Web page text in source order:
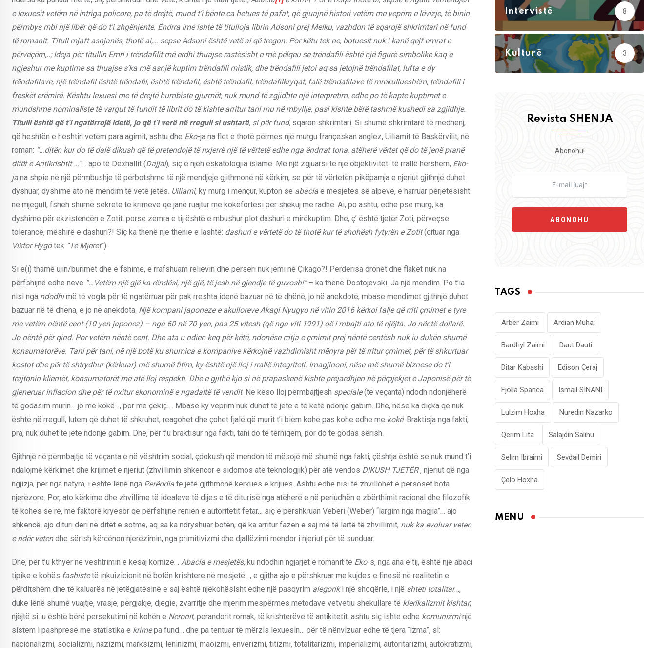
e lexuesit vetëm në intriga policore, pa të drejtë, mund t’i bënte ca hetues të pafat, që gjuajnë histori vetëm me veprim e lëvizje, të binin
përmbys mbi një libër që do t’i zhgënjente. Ëndrra ime ishte të titulloja librin Adsoni prej Melku, vazhdon të sqarojë shkrimtari në fund
të romanit. Titull mjaft asnjanës, thotë ai,… sepse Adsoni është vetë ai që tregon. Por këtu tek ne, botuesit nuk i kanë qejf emrat e
përveçëm,..; Ideja për titullin Emri i trëndafilit më erdhi thuajse rastësisht e më pëlqeu se trëndafili është një figurë simbolike kaq e
ngjeshur me kuptime sa thuajse s’ka më asnjë kuptim trëndafili mistik, dhe trëndafili jetoi aq sa jetojnë trëndafilat, lufta e dy
trëndafilave, një trëndafil është trëndafil, është trëndafil, është trëndafil, trëndafilkryqat, falë trëndafilave të mrekullueshëm, trëndafili i
freskët erëmirë. Kështu lexuesi me të drejtë humbiste gjurmët, nuk mund të zgjidhte një interpretim, edhe po të kapte kuptimet e
mundshme nominaliste të vargut të fundit të librit do të kishte arritur tani mu në mbyllje, pasi kishte bërë tashmë kushedi sa zgjidhje.
Titulli është që t’i ngatërrojë idetë, jo që t’i verë në rregull si ushtarë, si për fund, sqaron shkrimtari. Si shumë shkrimtarë të mëdhenj,
që heshtën e heshtin vetëm para agimit, ashtu dhe Eko-ja na flet e thotë përmes një murgu françeskan anglez, Uiliamit të Baskërvilit, në
roman: “…ditën kur do të dalë dikush që të pretendojë të nxjerrë një të vërtetë edhe nga ëndrrat tona, atëherë vërtet që do të jenë pranë
ditët e Antikrishtit …”… apo të Dexhallit (Dajjal), siç e njeh eskatologjia islame. Me një zgjuarsi të një objektiviteti të rrallë hershëm, Eko-
ja na shpie në një përmbushje të përbotshme të një mendjeje gjithmonë në kërkim, se për të vërtetën pikëpamja e njeriut gjithnjë duhet
dyshuar, dyshime ato në mendim të vetë jetës. Uiliami, ky murg i mençur, kupton se abacia e mesjetës së alpeve, e harruar përjetësisht
në mjegull, fsheh shumë sekrete të krimeve që janë ruajtur me kokëfortësi për shekuj me radhë. Ai, po ashtu, edhe pse murg, ka
dyshime për ekzistencën e Zotit, porse zemra e tij është e mbushur plot dashuri e mirëkuptim. Dhe, ç’ është tjetër Zoti, përveçse
tolerancë, mëshirë e dashuri?! Siç ka thënë një thënie e lashtë: dashuri e vërtetë do të thotë kur të shohësh fytyrën e Zotit(cituar nga
Viktor Hygotek “Të Mjerët”).
Si e(i) thamë ujin/burimet dhe e fshimë, e rrafshuam relievin dhe përsëri nuk jemi në Çikago?! Përderisa dronët dhe flakët nuk na
përfshijnë edhe neve “…Vetëm një gjë ka rëndësi, një gjë; të jesh në gjendje të guxosh!”– ka thënë Dostojevski. Ja një mendim. Po t’ia
nisi nga ndodhimë të vogla për të ngatërruar për pak rreshta idenë bazuar në të dhënë, jo në anekdotë, mbase mendimet gjithnjë duhet
bazuar në të dhëna, e jo në anekdota. Një kompani japoneze e akulloreve Akagi Nyugyo në vitin 2016 kërkoi falje që rriti çmimet e tyre
me vetëm nëntë cent (10 yen japonez) – nga 60 në 70 yen, pas 25 vitesh (që nga viti 1991) që i mbajti ato të njëjta. Jo nëntë dollarë.
Jo nëntë për qind. Por vetëm nëntë cent. Dhe ata u ndien keq për këtë, ndonëse rritja e çmimit prej nëntë centësh nuk iu dukën shumë
konsumatorëve. Tani për tani, në një botë ku shumica e kompanive kërkojnë vazhdimisht mënyra për të rritur çmimet, për të shkurtuar
kostot dhe për të shtrydhur (kërkuar) më shumë fitim, ky është një lloj i rrallë integriteti. Imagjinoni, nëse më shumë biznese do t’i
trajtonin klientët, konsumatorët me atë lloj respekti. Dhe e gjithë kjo si në prapaskenë kishte prejardhjen në përpjekjet e Japonisë për të
gjeneruar inflacion dhe për të nxitur ekonominë e ngadaltë të vendit. Në këso lloj përmbajtjesh speciale(të veçanta) ndodh ndonjëherë
të godasim murin… jo me kokë…, por me çekiç…. Mbase ky veprim nuk duhet të jetë e të ketë ndonjë gabim. Dhe, nëse ka diçka që nuk
është në rregull, lutem që duhet të shkruhet, reagohet dhe çohet fjalë që murit t’i biem kohë pas kohe edhe me kokë. Braktisja nga fakti,
pra, nuk duhet të jetë ndonjë gabim. Dhe, për t’u braktisur nga fakti, tani do të tërhiqem, por do të godas sërish.
Gjithnjë në përmbajtje të veçanta e në vështrim social, çdokush që mendon të mësojë më shumë nga fakti, çështja është se nuk mund t’i
ndalojmë kërkimet dhe krijimet e njeriut (zhvillimin shkencor e sidomos atë teknologjik) për atë vendos DIKUSH TJETËR, njeriut që nga
ngjizja, për nga natyra, i është lënë nga Perëndia të jetë gjithmonë kërkues e krijues. Ashtu edhe nisi të zhvillohet e përsoset bota
njerëzore. Por, ato kërkime dhe zhvillime të idealeve të dijes e të diturisë nga atëherë e në periudhën e zbërthimit racional dhe filozofik
të kohës së re, me faktorë kryesor që përfshijnë rënien e autoritetit fetar… siç e përshkruan Veberi (Weber) “largim nga magjia”… ajo
shkencë, ajo dituri deri në ditët e sotme, aq sa ka ndryshuar botën, që ka arritur fazën e saj më të lartë të zhvillimit, nuk ka evoluar veten
e ndër vetendhe sërish kërcënon njerëzimin, nga primitivizmi dhe djallëzimi mendor i njeriut për të sunduar.
Dhe, për t’u kthyer në vështrimin e kësaj kornize… Abacia e mesjetës, ku ndodhin ngjarjet e romanit të Eko-s, nga ana e tij, është një abaci
tipike e kohës fashistetë inkuizicionit në botën krishtere në mesjetë…, e gjitha ajo e përshkruar me kujdes e finesë në realitetin e
përditshëm dhe të kaluarës në jetëgjatësinë e saj është njëkohësisht edhe një pasqyrim alegoriki një shoqërie, i një shteti totalitar…,
duke lënë shumë vuajtje, vrasje, përgjakje, djegie, zvarritje dhe mjerim mespërmes metodave vetvetiu shekullare të klerikalizmit kishtar;
njëjtë si iu është bërë persekutimi në kohën e Neronit, perandorit romak, të krishterëve të antikitetit, ashtu siç ishte edhe komunizminjë
sistem i pashpresë me statistika e krimepa fund… dhe pa tentuar të mërzis lexuesin… për të nënvizuar edhe të tjera “izma”, si:
nacionalizmi, socializmi, nazizmi, marksizmi, leninizmi, maoizmi, enverizmi, titizmi, totalitarizmi, imperializmi, autoritarizmi, autokratizmi,
Intervistë 8
Kulturë 3
Revista SHENJA
Abonohu!
ABONOHU
TAGS
Arbër Zaimi Ardian Muhaj
Bardhyl Zaimi Daut Dauti
Ditar Kabashi Edison Çeraj
Fjolla Spanca Ismail SINANI
Lulzim Hoxha Nuredin Nazarko
Qerim Lita Salajdin Salihu
Selim Ibraimi Sevdail Demiri
Çelo Hoxha
MENU